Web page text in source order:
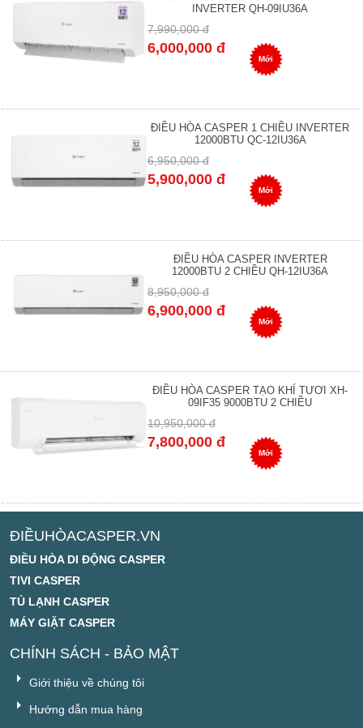
INVERTER QH-09IU36A
7,990,000 đ
6,000,000 đ
Mới
ĐIỀU HÒA CASPER 1 CHIỀU INVERTER
12000BTU QC-12IU36A
6,950,000 đ
5,900,000 đ
Mới
ĐIỀU HÒA CASPER INVERTER
12000BTU 2 CHIỀU QH-12IU36A
8,950,000 đ
6,900,000 đ
Mới
ĐIỀU HÒA CASPER TẠO KHÍ TƯƠI XH-
09IF35 9000BTU 2 CHIỀU
10,950,000 đ
7,800,000 đ
Mới
ĐIỀUHÒACASPER.VN
ĐIỀU HÒA DI ĐỘNG CASPER
TIVI CASPER
TỦ LẠNH CASPER
MÁY GIẶT CASPER
CHÍNH SÁCH - BẢO MẬT
Giới thiệu về chúng tôi
Hướng dẫn mua hàng